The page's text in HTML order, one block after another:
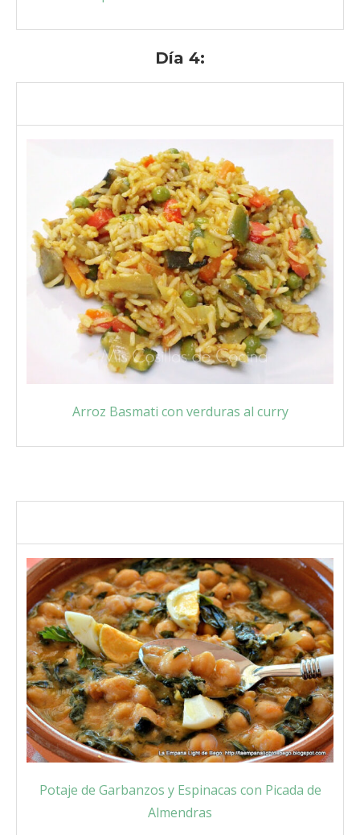
Día 4:
Arroz Basmati con verduras al curry
Potaje de Garbanzos y Espinacas con Picada de
Almendras